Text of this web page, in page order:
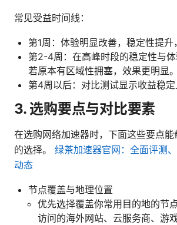
常见受益时间线：
第1周：体验明显改善，稳定性提升
第2-4周：在高峰时段的稳定性与体
若原本有区域性拥塞，效果更明显。
第4周以后：对比测试显示收益稳定
3. 选购要点与对比要素
在选购网络加速器时，下面这些要点
的选择。 绿茶加速器官网：全面评测
动态
节点覆盖与地理位置
优先选择覆盖你常用目的地的节
访问的海外网站、云服务商、游